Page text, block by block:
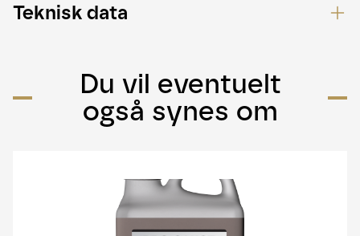
Teknisk data
Du vil eventuelt
også synes om